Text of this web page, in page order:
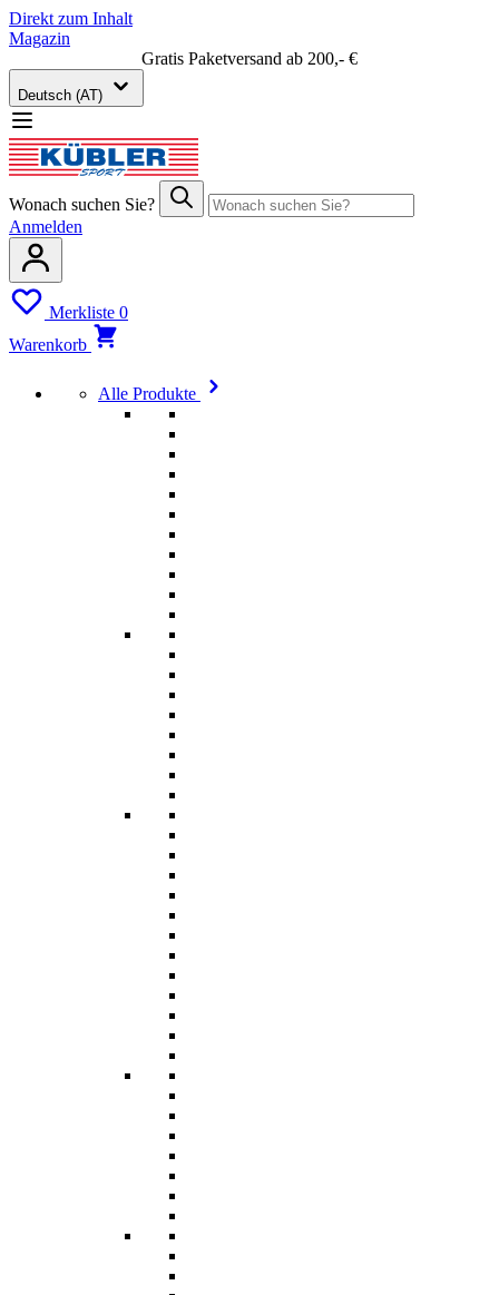
Direkt zum Inhalt
Magazin
Gratis Paketversand ab 200,- €
Deutsch (AT)
Wonach suchen Sie?
Anmelden
Merkliste 0
Warenkorb
Alle Produkte